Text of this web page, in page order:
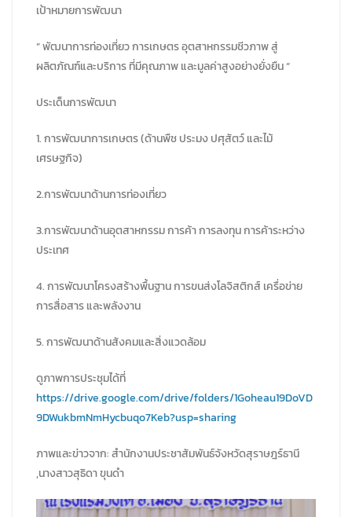
เป้าหมายการพัฒนา
” พัฒนาการท่องเที่ยว การเกษตร อุตสาหกรรมชีวภาพ สู่
ผลิตภัณฑ์และบริการ ที่มีคุณภาพ และมูลค่าสูงอย่างยั่งยืน “
ประเด็นการพัฒนา
1. การพัฒนาการเกษตร (ด้านพืช ประมง ปศุสัตว์ และไม้
เศรษฐกิจ)
2.การพัฒนาด้านการท่องเที่ยว
3.การพัฒนาด้านอุตสาหกรรม การค้า การลงทุน การค้าระหว่าง
ประเทศ
4. การพัฒนาโครงสร้างพื้นฐาน การขนส่งโลจิสติกส์ เครื่อข่าย
การสื่อสาร และพลังงาน
5. การพัฒนาด้านสังคมและสิ่งแวดล้อม
ดูภาพการประชุมได้ที่
https://drive.google.com/drive/folders/1Goheau19DoVD
9DWukbmNmHycbuqo7Keb?usp=sharing
ภาพและข่าวจาก: สำนักงานประชาสัมพันธ์จังหวัดสุราษฎร์ธานี
,นางสาวสุธิดา ขุนดำ